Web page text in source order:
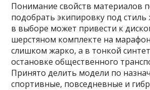
Понимание свойств материалов
подобрать экипировку под
в выборе может привести к
шерстяном комплекте на
слишком жарко, а в тонкой
остановке общественного
Принято делить модели по
спортивные, повседневные и